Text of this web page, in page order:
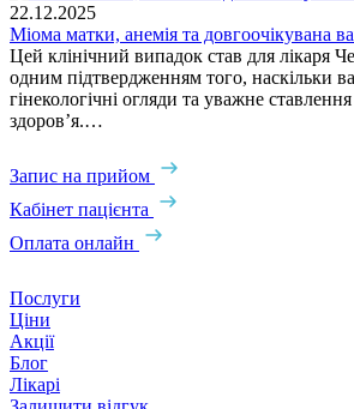
22.12.2025
Міома матки, анемія та довгоочікувана
Цей клінічний випадок став для лікаря
одним підтвердженням того, наскільки
гінекологічні огляди та уважне
здоров’я.…
Запис на прийом
Кабінет пацієнта
Оплата онлайн
Послуги
Ціни
Акції
Блог
Лікарі